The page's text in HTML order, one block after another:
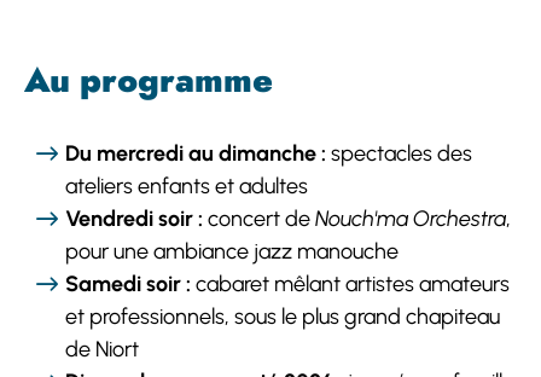
Au programme
Du mercredi au dimanche : spectacles des
ateliers enfants et adultes
Vendredi soir : concert deNouch'ma Orchestra,
pour une ambiance jazz manouche
Samedi soir : cabaret mêlant artistes amateurs
et professionnels, sous le plus grand chapiteau
de Niort